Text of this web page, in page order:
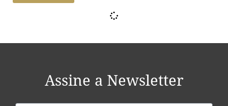
Assine a Newsletter